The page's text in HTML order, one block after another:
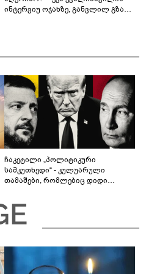
ინტერვიუ ოჯახზე, განვლილ გზასა
ჩაკეტილი „პოლიტიკური
სამკუთხედი“ - კულუარული
თამაშები, რომლებიც დიდი